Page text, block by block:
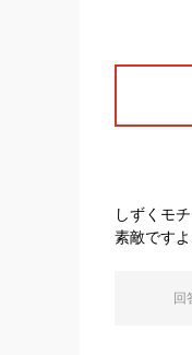
しずくモ
素敵ですよ
回